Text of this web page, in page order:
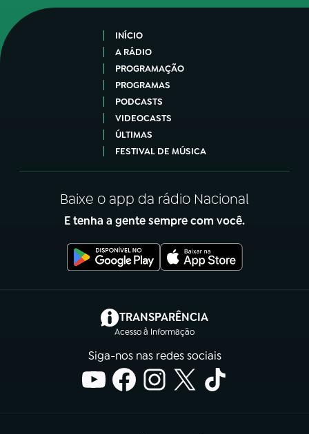
INÍCIO
A RÁDIO
PROGRAMAÇÃO
PROGRAMAS
PODCASTS
VIDEOCASTS
ÚLTIMAS
FESTIVAL DE MÚSICA
Baixe o app da rádio Nacional
E tenha a gente sempre com você.
TRANSPARÊNCIA
Acesso à Informação
(abre em nova aba)
Siga-nos nas redes sociais